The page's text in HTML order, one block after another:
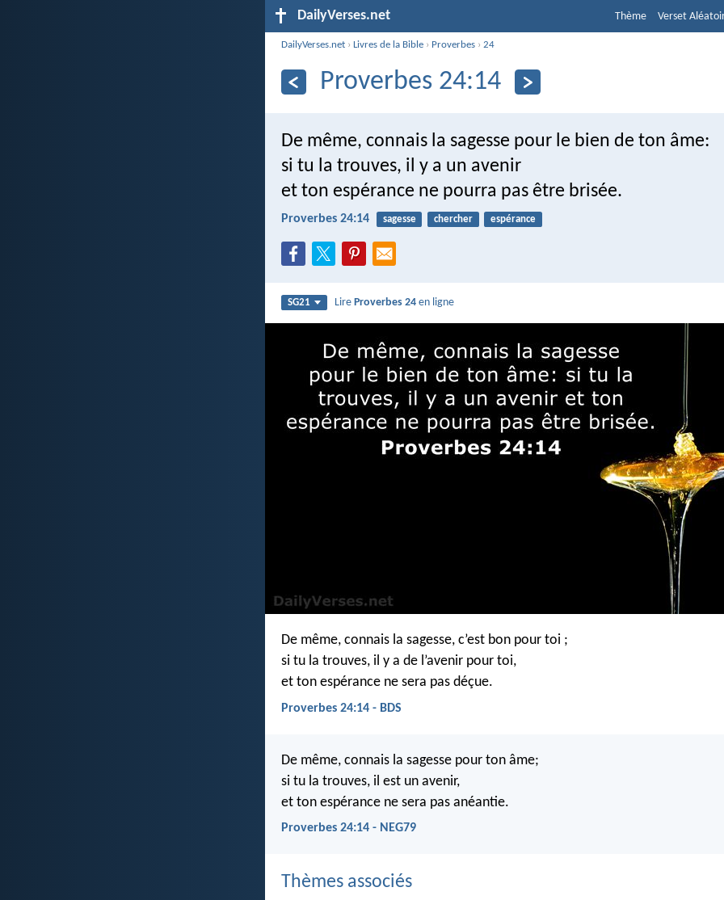
DailyVerses.net Thème Verset
DailyVerses.net ›Livres de la Bible › Proverbes ›24
Proverbes 24:14
De même, connais la sagesse pour le bien de ton âme:
si tu la trouves, il y a un avenir
et ton espérance ne pourra pas être brisée.
Proverbes 24:14 sagesse chercher espérance
SG21 LireProverbes 24 en ligne
De même, connais la sagesse, c’est bon pour toi ;
si tu la trouves, il y a de l’avenir pour toi,
et ton espérance ne sera pas déçue.
Proverbes 24:14 - BDS
De même, connais la sagesse pour ton âme;
si tu la trouves, il est un avenir,
et ton espérance ne sera pas anéantie.
Proverbes 24:14 - NEG79
Thèmes associés